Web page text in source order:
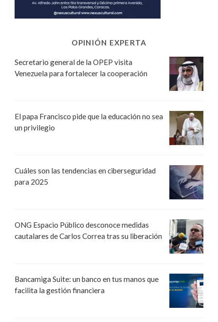
OPINIÓN EXPERTA
Secretario general de la OPEP visita
Venezuela para fortalecer la cooperación
El papa Francisco pide que la educación no sea
un privilegio
Cuáles son las tendencias en ciberseguridad
para 2025
ONG Espacio Público desconoce medidas
cautalares de Carlos Correa tras su liberación
Bancamiga Suite: un banco en tus manos que
facilita la gestión financiera